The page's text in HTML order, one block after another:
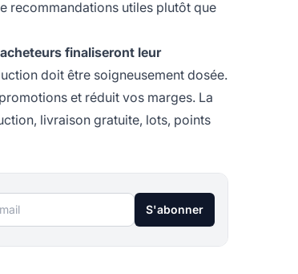
recommandations utiles plutôt que
finaliseront leur
doit être soigneusement dosée.
et réduit vos marges. La
livraison gratuite, lots, points
S'abonner